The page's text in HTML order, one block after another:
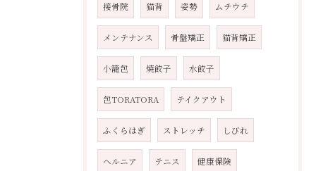
接骨院 猫背 姿勢 ムチウチ
メンテナンス 骨盤矯正 猫背矯正
小籠包 焼餃子 水餃子
包TORATORA テイクアウト
ふくらはぎ ストレッチ しびれ
ヘルニア テニス 健康保険